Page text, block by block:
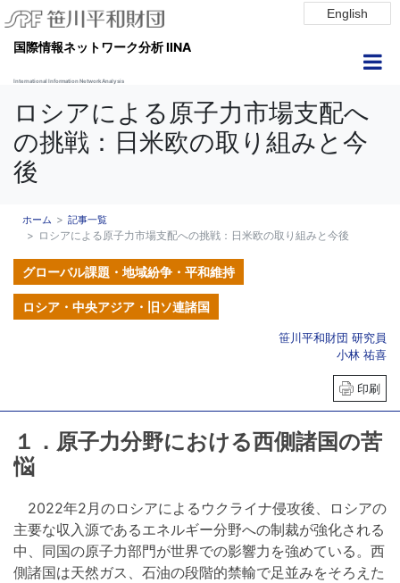
English
国際情報ネットワーク分析 IINA
International Information Network Analysis
ロシアによる原子力市場支配へ
の挑戦：日米欧の取り組みと今
後
ホーム 記事一覧
ロシアによる原子力市場支配への挑戦：日米欧の取り組みと今後
グローバル課題・地域紛争・平和維持
ロシア・中央アジア・旧ソ連諸国
笹川平和財団 研究員
小林 祐喜
印刷
１．原子力分野における西側諸国の苦
悩
2022年2月のロシアによるウクライナ侵攻後、ロシアの
主要な収入源であるエネルギー分野への制裁が強化される
中、同国の原子力部門が世界での影響力を強めている。西
側諸国は天然ガス、石油の段階的禁輸で足並みをそろえた